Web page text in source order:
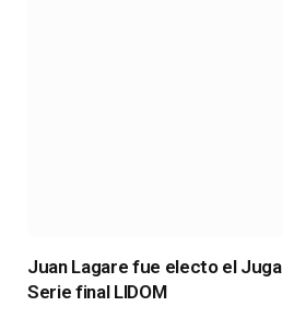
Juan Lagare fue electo el
Serie final LIDOM